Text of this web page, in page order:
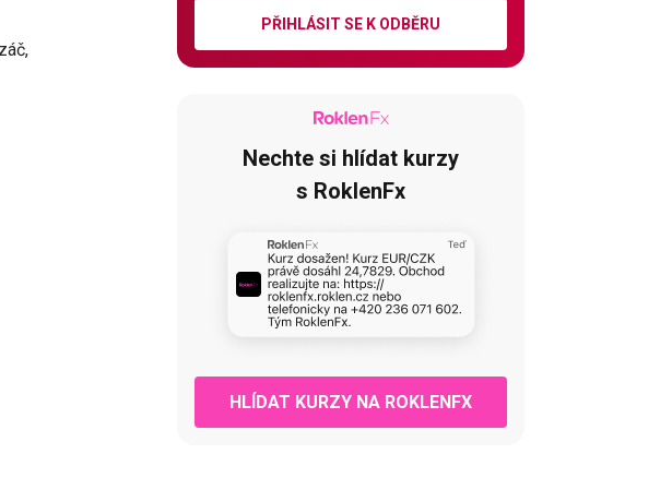
PŘIHLÁSIT SE K ODBĚRU
Nechte si hlídat kurzy
s RoklenFx
HLÍDAT KURZY NA ROKLENFX